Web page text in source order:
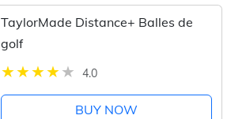
TaylorMade Distance+ Balles de
golf
4.0
BUY NOW